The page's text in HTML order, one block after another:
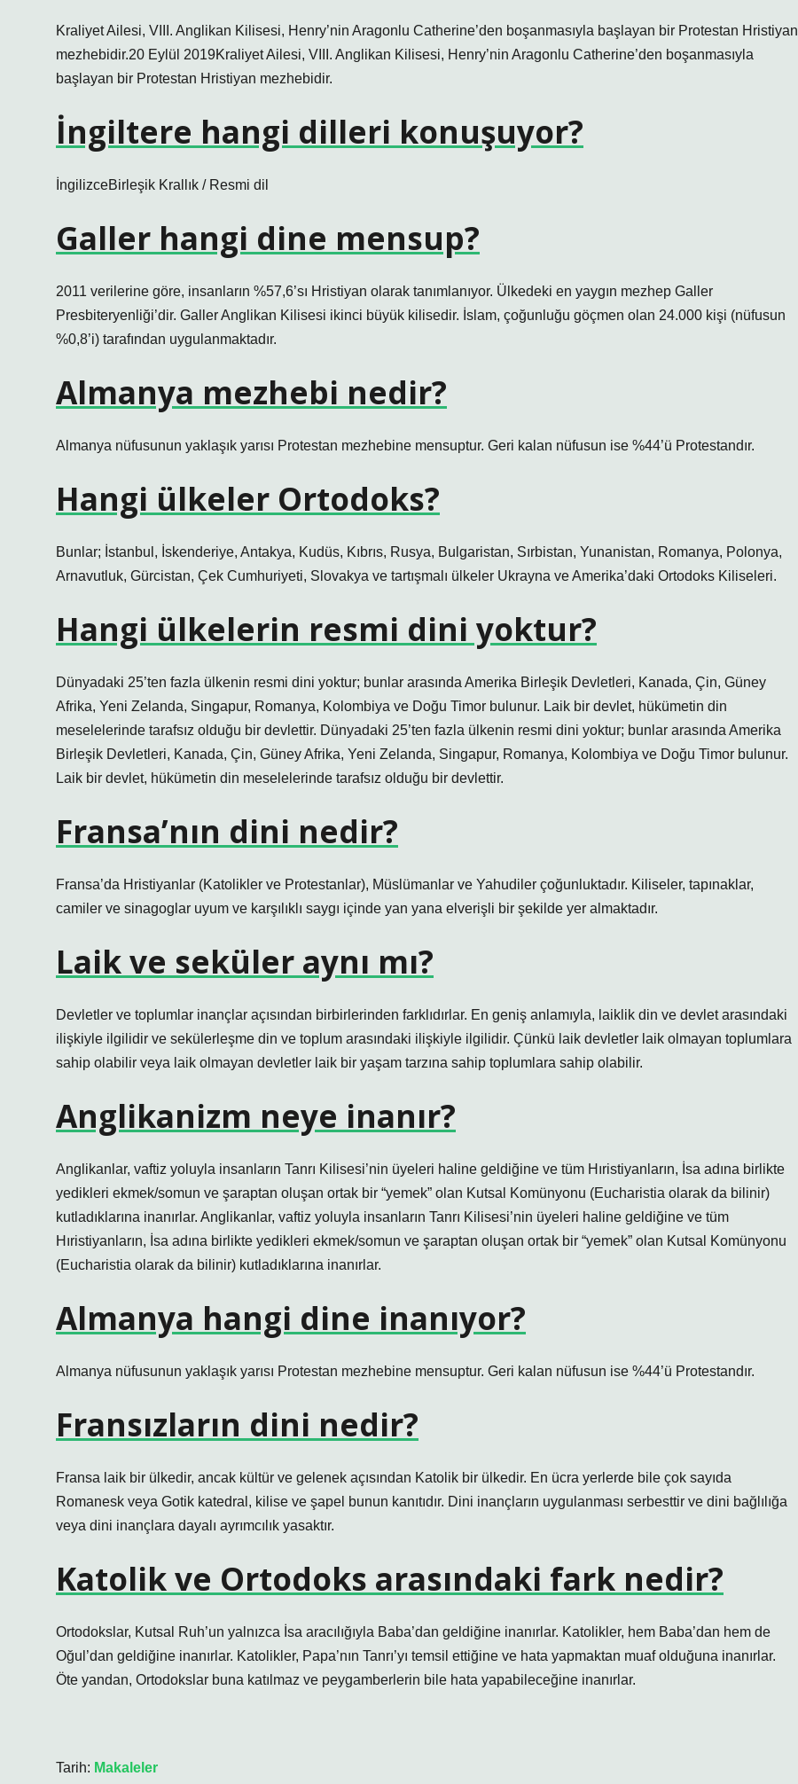
Kraliyet Ailesi, VIII. Anglikan Kilisesi, Henry’nin Aragonlu Catherine’den boşanmasıyla başlayan bir Protestan Hristiyan
mezhebidir.20 Eylül 2019Kraliyet Ailesi, VIII. Anglikan Kilisesi, Henry’nin Aragonlu Catherine’den boşanmasıyla
başlayan bir Protestan Hristiyan mezhebidir.
İngiltere hangi dilleri konuşuyor?
İngilizceBirleşik Krallık / Resmi dil
Galler hangi dine mensup?
2011 verilerine göre, insanların %57,6’sı Hristiyan olarak tanımlanıyor. Ülkedeki en yaygın mezhep Galler
Presbiteryenliği’dir. Galler Anglikan Kilisesi ikinci büyük kilisedir. İslam, çoğunluğu göçmen olan 24.000 kişi (nüfusun
%0,8’i) tarafından uygulanmaktadır.
Almanya mezhebi nedir?
Almanya nüfusunun yaklaşık yarısı Protestan mezhebine mensuptur. Geri kalan nüfusun ise %44’ü Protestandır.
Hangi ülkeler Ortodoks?
Bunlar; İstanbul, İskenderiye, Antakya, Kudüs, Kıbrıs, Rusya, Bulgaristan, Sırbistan, Yunanistan, Romanya, Polonya,
Arnavutluk, Gürcistan, Çek Cumhuriyeti, Slovakya ve tartışmalı ülkeler Ukrayna ve Amerika’daki Ortodoks Kiliseleri.
Hangi ülkelerin resmi dini yoktur?
Dünyadaki 25’ten fazla ülkenin resmi dini yoktur; bunlar arasında Amerika Birleşik Devletleri, Kanada, Çin, Güney
Afrika, Yeni Zelanda, Singapur, Romanya, Kolombiya ve Doğu Timor bulunur. Laik bir devlet, hükümetin din
meselelerinde tarafsız olduğu bir devlettir. Dünyadaki 25’ten fazla ülkenin resmi dini yoktur; bunlar arasında Amerika
Birleşik Devletleri, Kanada, Çin, Güney Afrika, Yeni Zelanda, Singapur, Romanya, Kolombiya ve Doğu Timor bulunur.
Laik bir devlet, hükümetin din meselelerinde tarafsız olduğu bir devlettir.
Fransa’nın dini nedir?
Fransa’da Hristiyanlar (Katolikler ve Protestanlar), Müslümanlar ve Yahudiler çoğunluktadır. Kiliseler, tapınaklar,
camiler ve sinagoglar uyum ve karşılıklı saygı içinde yan yana elverişli bir şekilde yer almaktadır.
Laik ve seküler aynı mı?
Devletler ve toplumlar inançlar açısından birbirlerinden farklıdırlar. En geniş anlamıyla, laiklik din ve devlet arasındaki
ilişkiyle ilgilidir ve sekülerleşme din ve toplum arasındaki ilişkiyle ilgilidir. Çünkü laik devletler laik olmayan toplumlara
sahip olabilir veya laik olmayan devletler laik bir yaşam tarzına sahip toplumlara sahip olabilir.
Anglikanizm neye inanır?
Anglikanlar, vaftiz yoluyla insanların Tanrı Kilisesi’nin üyeleri haline geldiğine ve tüm Hıristiyanların, İsa adına birlikte
yedikleri ekmek/somun ve şaraptan oluşan ortak bir “yemek” olan Kutsal Komünyonu (Eucharistia olarak da bilinir)
kutladıklarına inanırlar. Anglikanlar, vaftiz yoluyla insanların Tanrı Kilisesi’nin üyeleri haline geldiğine ve tüm
Hıristiyanların, İsa adına birlikte yedikleri ekmek/somun ve şaraptan oluşan ortak bir “yemek” olan Kutsal Komünyonu
(Eucharistia olarak da bilinir) kutladıklarına inanırlar.
Almanya hangi dine inanıyor?
Almanya nüfusunun yaklaşık yarısı Protestan mezhebine mensuptur. Geri kalan nüfusun ise %44’ü Protestandır.
Fransızların dini nedir?
Fransa laik bir ülkedir, ancak kültür ve gelenek açısından Katolik bir ülkedir. En ücra yerlerde bile çok sayıda
Romanesk veya Gotik katedral, kilise ve şapel bunun kanıtıdır. Dini inançların uygulanması serbesttir ve dini bağlılığa
veya dini inançlara dayalı ayrımcılık yasaktır.
Katolik ve Ortodoks arasındaki fark nedir?
Ortodokslar, Kutsal Ruh’un yalnızca İsa aracılığıyla Baba’dan geldiğine inanırlar. Katolikler, hem Baba’dan hem de
Oğul’dan geldiğine inanırlar. Katolikler, Papa’nın Tanrı’yı ​​temsil ettiğine ve hata yapmaktan muaf olduğuna inanırlar.
Öte yandan, Ortodokslar buna katılmaz ve peygamberlerin bile hata yapabileceğine inanırlar.
Tarih: Makaleler